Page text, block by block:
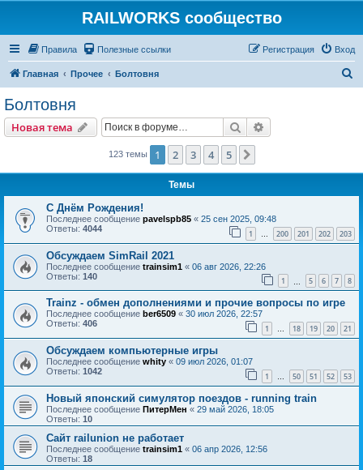
RAILWORKS сообщество
Правила Полезные ссылки Вход
Регистрация
Главная Прочее Болтовня
Болтовня
Новая тема Поиск
123 темы 1 2 3 4 5
Темы
C Днём Рождения!
Последнее сообщение pavelspb85 « 25 сен 2025, 09:48
Ответы: 4044 1 … 200 201 202 203
Обсуждаем SimRail 2021
Последнее сообщение trainsim1 « 06 авг 2026, 22:26
Ответы: 140 1 5 6 7 8
Trainz - обмен дополнениями и прочие вопросы по игре
Последнее сообщение ber6509 « 30 июл 2026, 22:57
Ответы: 406 1 … 18 19 20 21
Обсуждаем компьютерные игры
Последнее сообщение whity « 09 июл 2026, 01:07
Ответы: 1042 1 … 50 51 52 53
Новый японский симулятор поездов - running train
Последнее сообщение ПитерМен « 29 май 2026, 18:05
Ответы: 10
Сайт railunion не работает
Последнее сообщение trainsim1 « 06 апр 2026, 12:56
Ответы: 18